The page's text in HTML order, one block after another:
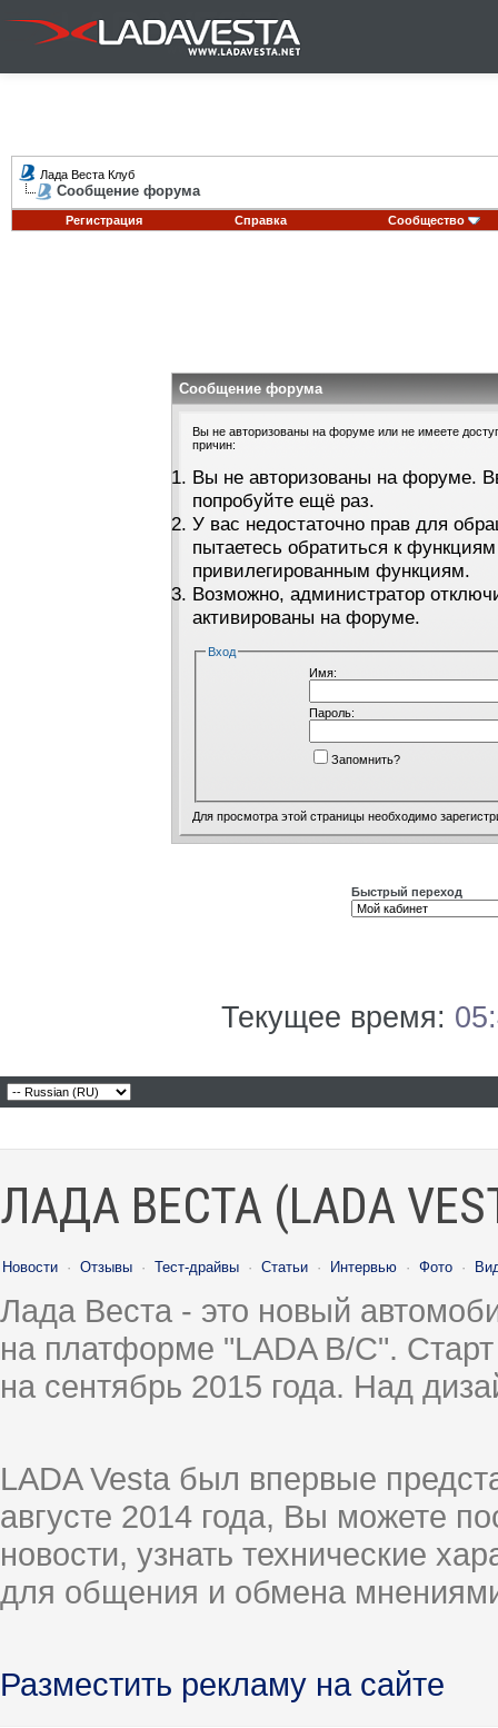
Лада Веста Клуб
Сообщение форума
Регистрация Справка Сообщество
Сообщение форума
Вы не авторизованы на форуме или не имеете
причин:
Вы не авторизованы на форуме.
попробуйте ещё раз.
У вас недостаточно прав для
пытаетесь обратиться к
привилегированным функциям.
Возможно, администратор
активированы на форуме.
Вход
Имя:
Пароль:
Запомнить?
Для просмотра этой страницы необходимо
Быстрый переход
Текущее время:
ЛАДА ВЕСТА (LADA
Новости · Отзывы · Тест-драйвы · Статьи · Интервью · Фото ·
Лада Веста - это новый
на платформе "LADA B/C".
на сентябрь 2015 года. Над
LADA Vesta был впервые
августе 2014 года, Вы можете
новости, узнать технические
для общения и обмена
Разместить рекламу на сайте